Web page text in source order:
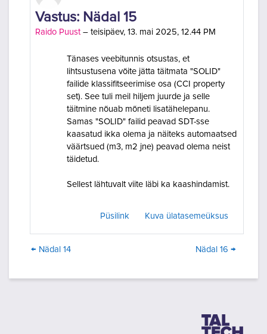
Vastuses Raido Puust
Vastus: Nädal 15
Raido Puust –teisipäev, 13. mai 2025, 12.44 PM
Tänases veebitunnis otsustas, et
lihtsustusena võite jätta täitmata "SOLID"
failide klassifitseerimise osa (CCI property
set). See tuli meil hiljem juurde ja selle
täitmine nõuab mõneti lisatähelepanu.
Samas "SOLID" failid peavad SDT-sse
kaasatud ikka olema ja näiteks automaatsed
väärtsued (m3, m2 jne) peavad olema neist
täidetud.
Sellest lähtuvalt viite läbi ka kaashindamist.
Püsilink Kuva ülatasemeüksus
← Nädal 14 Nädal 16 →